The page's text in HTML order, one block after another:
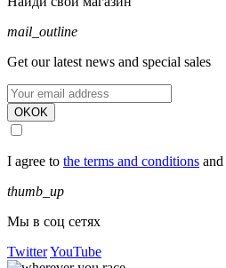
mail_outline
Get our latest news and special sales
OKOK
I agree to the terms and conditions and
thumb_up
Мы в соц сетях
TwitterYouTube